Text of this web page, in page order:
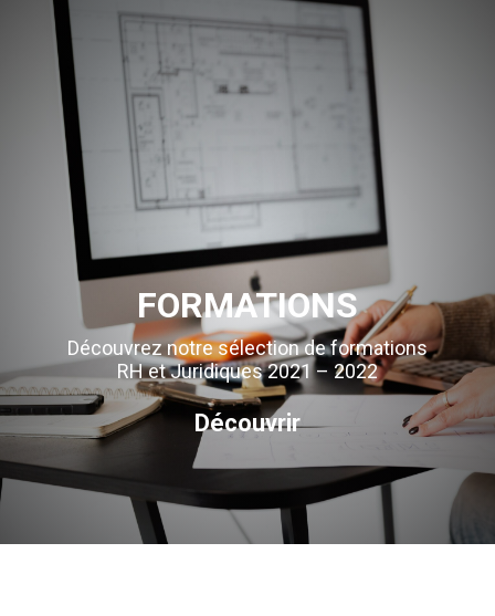
FORMATIONS
Découvrez notre sélection de formations
RH et Juridiques 2021 – 2022
Découvrir